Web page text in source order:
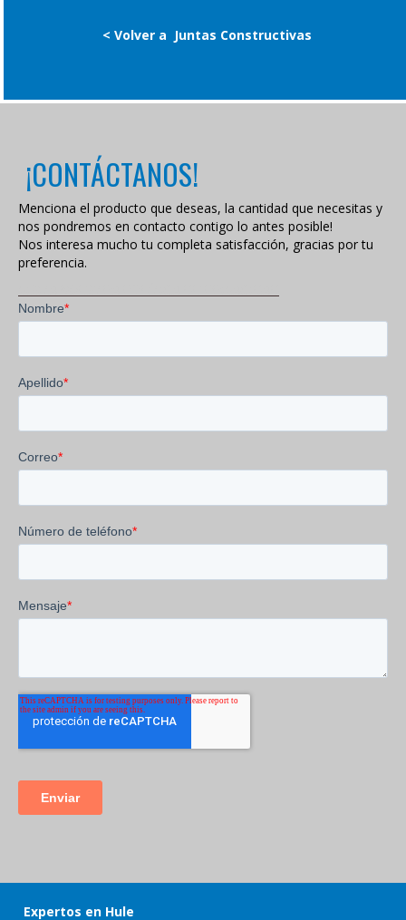
< Volver a Juntas Constructivas
¡CONTÁCTANOS!
Menciona el producto que deseas, la cantidad que necesitas y
nos pondremos en contacto contigo lo antes posible!
Nos interesa mucho tu completa satisfacción, gracias por tu
preferencia.
Expertos en Hule